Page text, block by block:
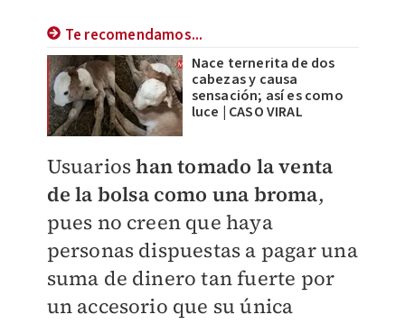
Te recomendamos...
Nace ternerita de dos
cabezas y causa
sensación; así es como
luce | CASO VIRAL
Usuarioshan tomado la venta
de la bolsa como una broma,
pues no creen que haya
personas dispuestas a pagar una
suma de dinero tan fuerte por
un accesorio que su única